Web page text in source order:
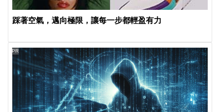
踩著空氣，邁向極限，讓每一步都輕盈有力
PR